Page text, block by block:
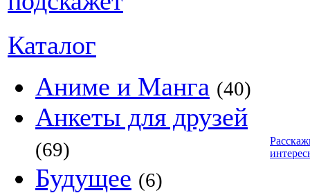
Каталог
Аниме и Манга (40)
Анкеты для друзей
(69)
Будущее (6)